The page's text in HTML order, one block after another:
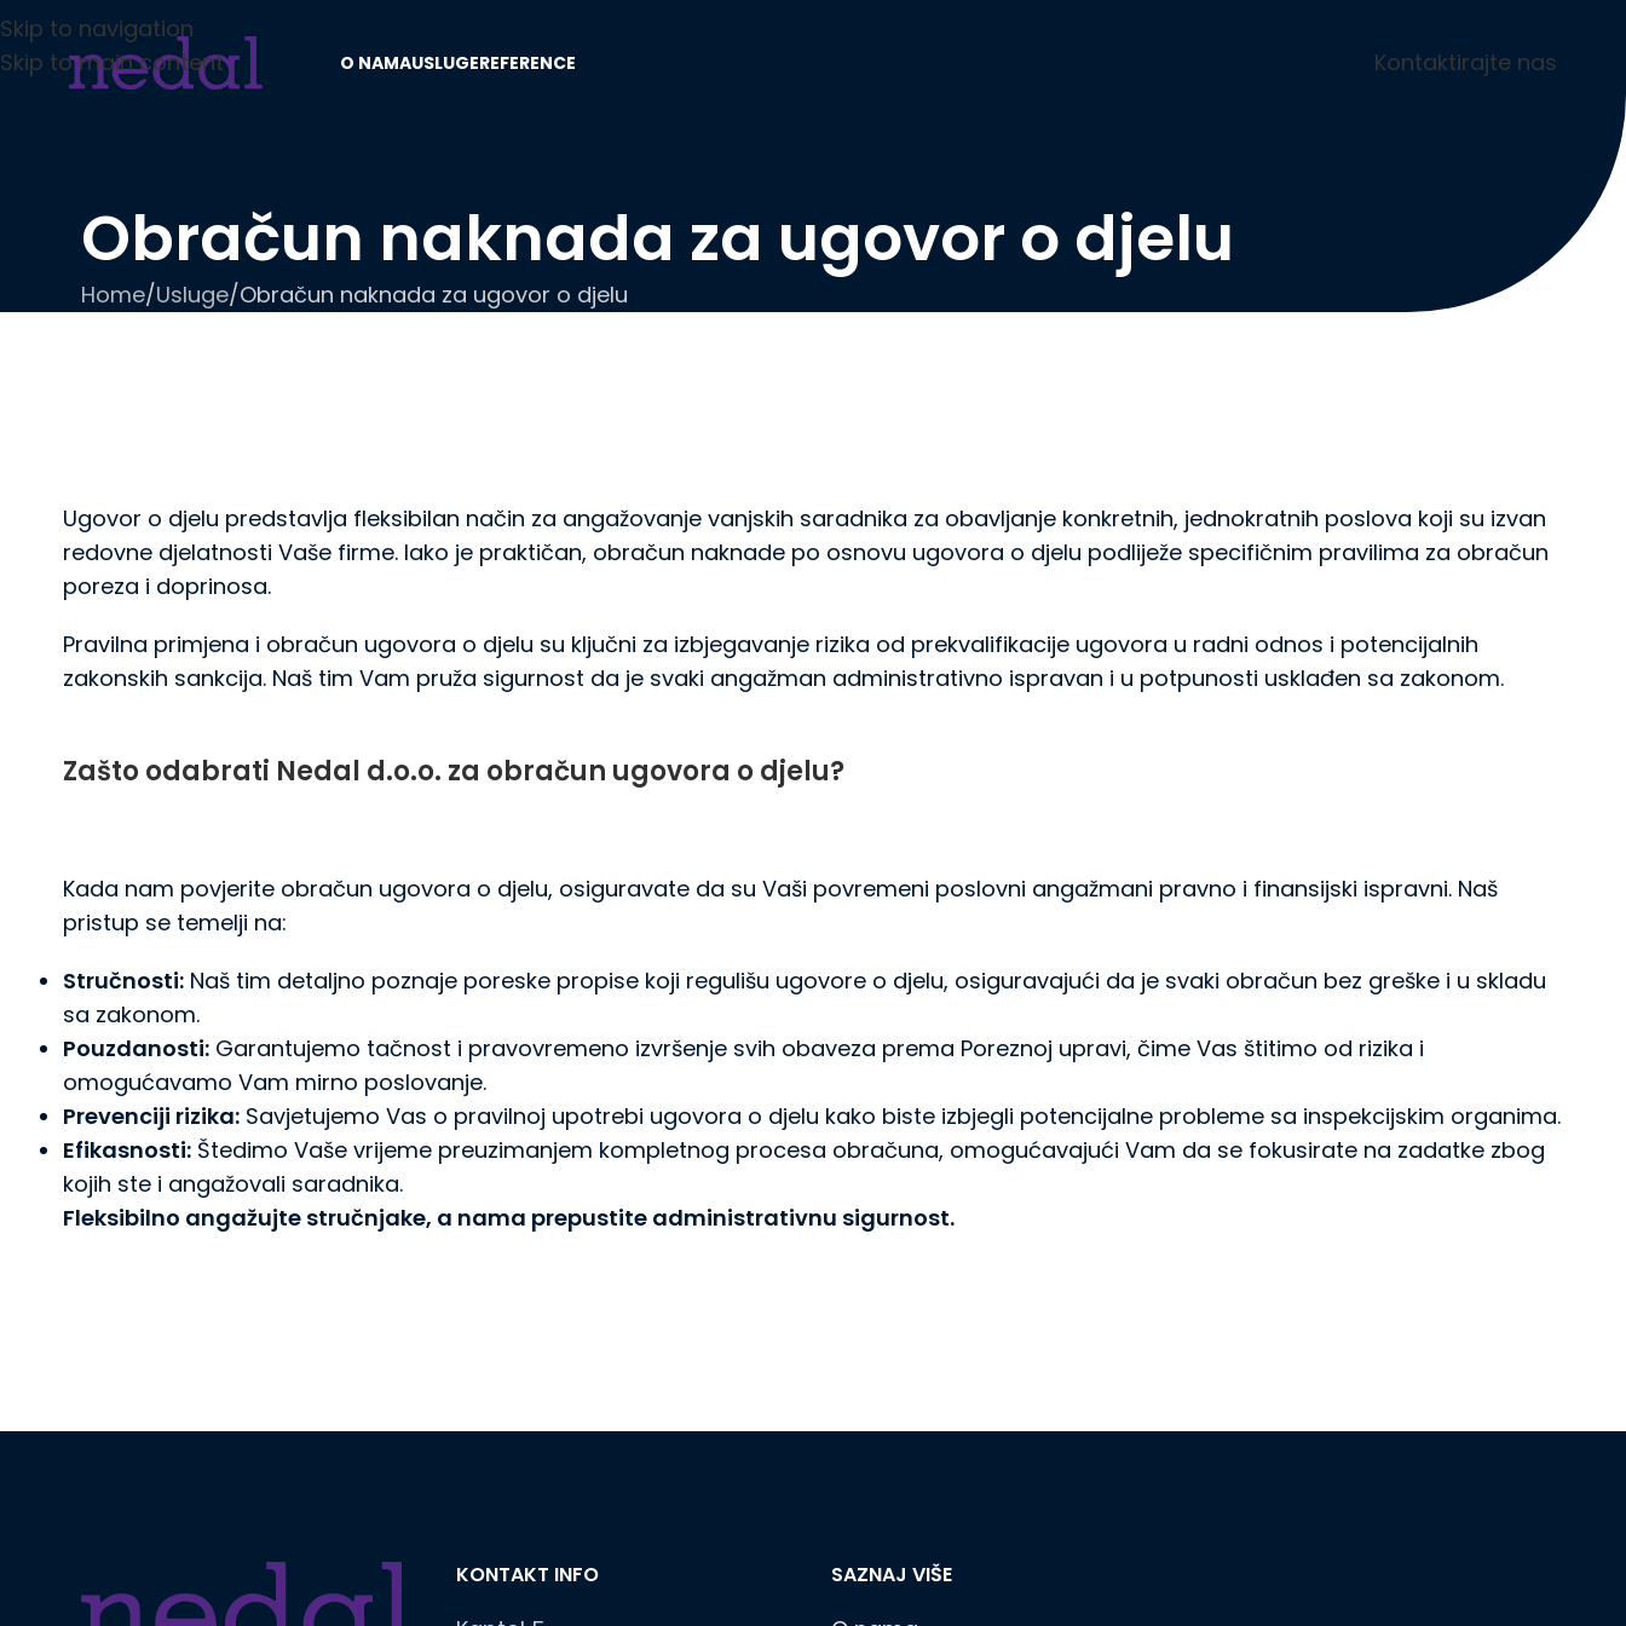
Skip to navigation
Skip to main content
O NAMAUSLUGEREFERENCE Kontaktirajte nas
Obračun naknada za ugovor o djelu
Home Usluge Obračun naknada za ugovor o djelu
Ugovor o djelu predstavlja fleksibilan način za angažovanje vanjskih saradnika za obavljanje konkretnih, jednokratnih poslova koji su izvan
redovne djelatnosti Vaše firme. Iako je praktičan, obračun naknade po osnovu ugovora o djelu podliježe specifičnim pravilima za obračun
poreza i doprinosa.
Pravilna primjena i obračun ugovora o djelu su ključni za izbjegavanje rizika od prekvalifikacije ugovora u radni odnos i potencijalnih
zakonskih sankcija. Naš tim Vam pruža sigurnost da je svaki angažman administrativno ispravan i u potpunosti usklađen sa zakonom.
Zašto odabrati Nedal d.o.o. za obračun ugovora o djelu?
Kada nam povjerite obračun ugovora o djelu, osiguravate da su Vaši povremeni poslovni angažmani pravno i finansijski ispravni. Naš
pristup se temelji na:
Stručnosti: Naš tim detaljno poznaje poreske propise koji regulišu ugovore o djelu, osiguravajući da je svaki obračun bez greške i u skladu
sa zakonom.
Pouzdanosti: Garantujemo tačnost i pravovremeno izvršenje svih obaveza prema Poreznoj upravi, čime Vas štitimo od rizika i
omogućavamo Vam mirno poslovanje.
Prevenciji rizika: Savjetujemo Vas o pravilnoj upotrebi ugovora o djelu kako biste izbjegli potencijalne probleme sa inspekcijskim organima.
Efikasnosti: Štedimo Vaše vrijeme preuzimanjem kompletnog procesa obračuna, omogućavajući Vam da se fokusirate na zadatke zbog
kojih ste i angažovali saradnika.
Fleksibilno angažujte stručnjake, a nama prepustite administrativnu sigurnost.
KONTAKT INFO SAZNAJ VIŠE